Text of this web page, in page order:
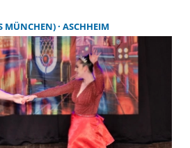
MÜNCHEN) ASCHHEIM